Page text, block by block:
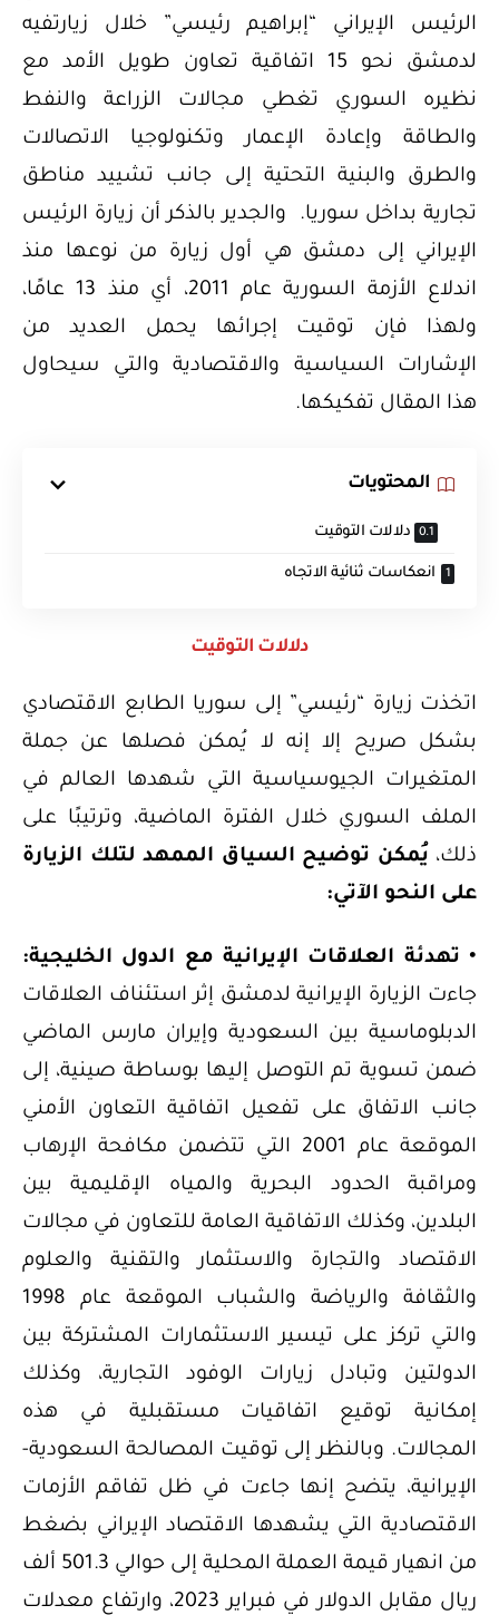
الرئيس الإيراني “إبراهيم رئيسي” خلال زيارتفيه
لدمشق نحو 15 اتفاقية تعاون طويل الأمد مع
نظيره السوري تغطي مجالات الزراعة والنفط
والطاقة وإعادة الإعمار وتكنولوجيا الاتصالات
والطرق والبنية التحتية إلى جانب تشييد مناطق
تجارية بداخل سوريا. والجدير بالذكر أن زيارة الرئيس
الإيراني إلى دمشق هي أول زيارة من نوعها منذ
اندلاع الأزمة السورية عام 2011، أي منذ 13 عامًا،
ولهذا فإن توقيت إجرائها يحمل العديد من
الإشارات السياسية والاقتصادية والتي سيحاول
هذا المقال تفكيكها.
المحتويات
دلالات التوقيت
انعكاسات ثنائية الاتجاه
دلالات التوقيت
اتخذت زيارة “رئيسي” إلى سوريا الطابع الاقتصادي
بشكل صريح إلا إنه لا يُمكن فصلها عن جملة
المتغيرات الجيوسياسية التي شهدها العالم في
الملف السوري خلال الفترة الماضية، وترتيبًا على
ذلك،يُمكن توضيح السياق الممهد لتلك الزيارة
على النحو الآتي:
• تهدئة العلاقات الإيرانية مع الدول الخليجية:
جاءت الزيارة الإيرانية لدمشق إثر استئناف العلاقات
الدبلوماسية بين السعودية وإيران مارس الماضي
ضمن تسوية تم التوصل إليها بوساطة صينية، إلى
جانب الاتفاق على تفعيل اتفاقية التعاون الأمني
الموقعة عام 2001 التي تتضمن مكافحة الإرهاب
ومراقبة الحدود البحرية والمياه الإقليمية بين
البلدين، وكذلك الاتفاقية العامة للتعاون في مجالات
الاقتصاد والتجارة والاستثمار والتقنية والعلوم
والثقافة والرياضة والشباب الموقعة عام 1998
والتي تركز على تيسير الاستثمارات المشتركة بين
الدولتين وتبادل زيارات الوفود التجارية، وكذلك
إمكانية توقيع اتفاقيات مستقبلية في هذه
المجالات. وبالنظر إلى توقيت المصالحة السعودية-
الإيرانية، يتضح إنها جاءت في ظل تفاقم الأزمات
الاقتصادية التي يشهدها الاقتصاد الإيراني بضغط
من انهيار قيمة العملة المحلية إلى حوالي 501.3 ألف
ريال مقابل الدولار في فبراير 2023، وارتفاع معدلات